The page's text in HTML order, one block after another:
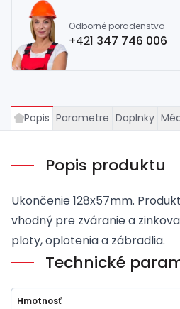
Odborné poradenstvo
+421 347 746 006
Popis Parametre Doplnky
Popis produktu
Ukončenie 128x57mm.
vhodný pre zváranie a
ploty, oplotenia a zábradlia.
Technické
Hmotnosť